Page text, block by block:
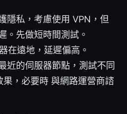
隱私，考慮使用 VPN，但
。先做短時間測試。
在遠地，延遲偏高。
近的伺服器節點，測試不同
果，必要時 與網路運營商諮